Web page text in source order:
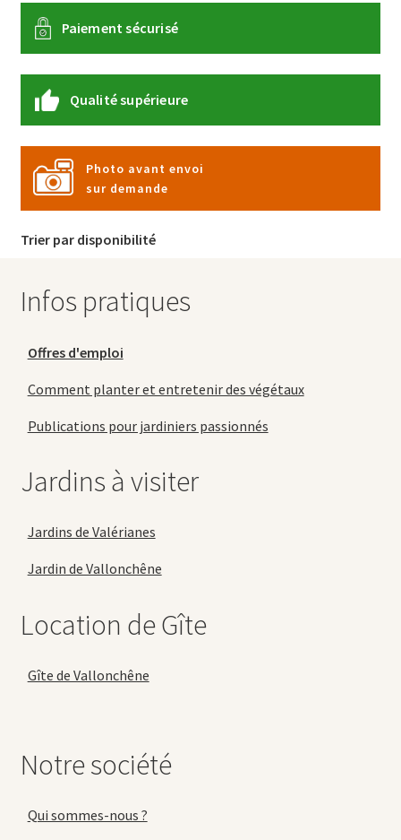
Paiement sécurisé
Qualité supérieure
Photo avant envoi
sur demande
Trier par disponibilité
Infos pratiques
Offres d'emploi
Comment planter et entretenir des végétaux
Publications pour jardiniers passionnés
Jardins à visiter
Jardins de Valérianes
Jardin de Vallonchêne
Location de Gîte
Gîte de Vallonchêne
Notre société
Qui sommes-nous ?